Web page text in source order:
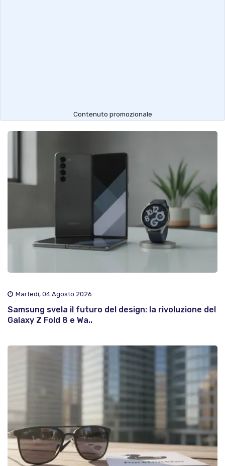
Contenuto promozionale
Martedì, 04 Agosto 2026
Samsung svela il futuro del design: la rivoluzione del
Galaxy Z Fold 8 e Wa..